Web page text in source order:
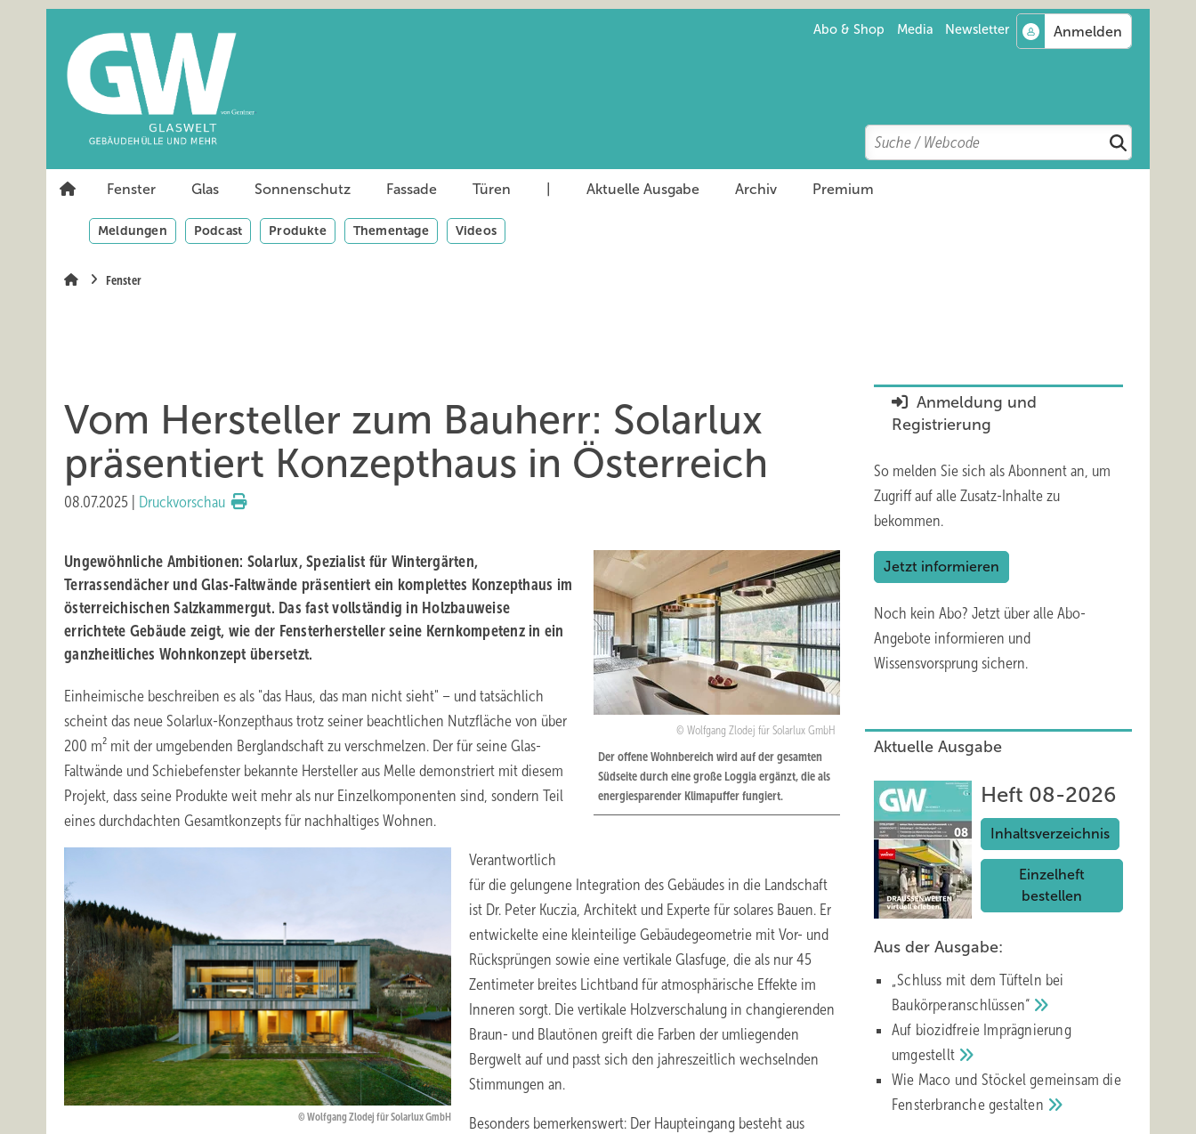
Abo & Shop Media Newsletter
Search
Suchen
Fenster Glas Sonnenschutz Fassade Türen Aktuelle Ausgabe Archiv Premium
Meldungen Podcast Produkte Thementage Videos
Fenster
Vom Hersteller zum Bauherr: Solarlux
präsentiert Konzepthaus in Österreich
08.07.2025 Druckvorschau
Wolfgang Zlodej für Solarlux GmbH
Der offene Wohnbereich wird auf der gesamten
Südseite durch eine große Loggia ergänzt, die als
energiesparender Klimapuffer fungiert.
Ungewöhnliche Ambitionen: Solarlux, Spezialist für Wintergärten,
Terrassendächer und Glas-Faltwände präsentiert ein komplettes Konzepthaus im
österreichischen Salzkammergut. Das fast vollständig in Holzbauweise
errichtete Gebäude zeigt, wie der Fensterhersteller seine Kernkompetenz in ein
ganzheitliches Wohnkonzept übersetzt.
Einheimische beschreiben es als "das Haus, das man nicht sieht" – und tatsächlich
scheint das neue Solarlux-Konzepthaus trotz seiner beachtlichen Nutzfläche von über
200 m² mit der umgebenden Berglandschaft zu verschmelzen. Der für seine Glas-
Faltwände und Schiebefenster bekannte Hersteller aus Melle demonstriert mit diesem
Projekt, dass seine Produkte weit mehr als nur Einzelkomponenten sind, sondern Teil
eines durchdachten Gesamtkonzepts für nachhaltiges Wohnen.
Wolfgang Zlodej für Solarlux GmbH
Verantwortlich
für die gelungene Integration des Gebäudes in die Landschaft
ist Dr. Peter Kuczia, Architekt und Experte für solares Bauen. Er
entwickelte eine kleinteilige Gebäudegeometrie mit Vor- und
Rücksprüngen sowie eine vertikale Glasfuge, die als nur 45
Zentimeter breites Lichtband für atmosphärische Effekte im
Inneren sorgt. Die vertikale Holzverschalung in changierenden
Braun- und Blautönen greift die Farben der umliegenden
Bergwelt auf und passt sich den jahreszeitlich wechselnden
Stimmungen an.
Besonders bemerkenswert: Der Haupteingang besteht aus
Anmeldung und
Registrierung
So melden Sie sich als Abonnent an, um
Zugriff auf alle Zusatz-Inhalte zu
bekommen.
Jetzt informieren
Noch kein Abo? Jetzt über alle Abo-
Angebote informieren und
Wissensvorsprung sichern.
Aktuelle Ausgabe
Heft 08-2026
Inhaltsverzeichnis
Einzelheft
bestellen
Aus der Ausgabe:
„Schluss mit d em Tüfteln bei
Baukörperanschlüssen“
Auf biozidfreie Imprägnierung
umgestellt
Wie Maco und Stöckel gemeinsam die
Fensterbranche gestalten